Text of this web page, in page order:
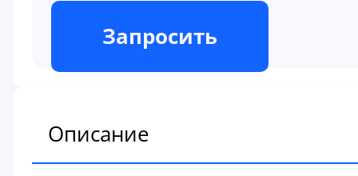
В наличии
Запросить
Описание